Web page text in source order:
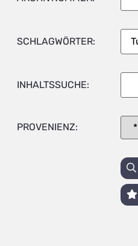
SCHLAGWÖRTER:
INHALTSSUCHE:
PROVENIENZ: